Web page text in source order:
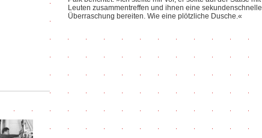
Leuten zusammentreffen und ihnen eine sekundenschnelle
Überraschung bereiten. Wie eine plötzliche Dusche.«